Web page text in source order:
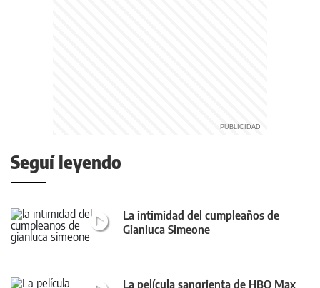
Seguí leyendo
La intimidad del cumpleaños de
Gianluca Simeone
La película sangrienta de HBO Max